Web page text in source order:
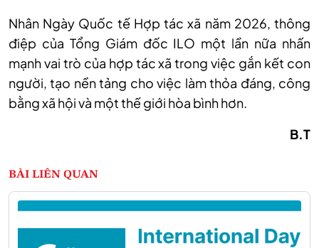
Nhân Ngày Quốc tế Hợp tác xã năm 2026, thông
điệp của Tổng Giám đốc ILO một lần nữa nhấn
mạnh vai trò của hợp tác xã trong việc gắn kết con
người, tạo nền tảng cho việc làm thỏa đáng, công
bằng xã hội và một thế giới hòa bình hơn.
B.T
BÀI LIÊN QUAN